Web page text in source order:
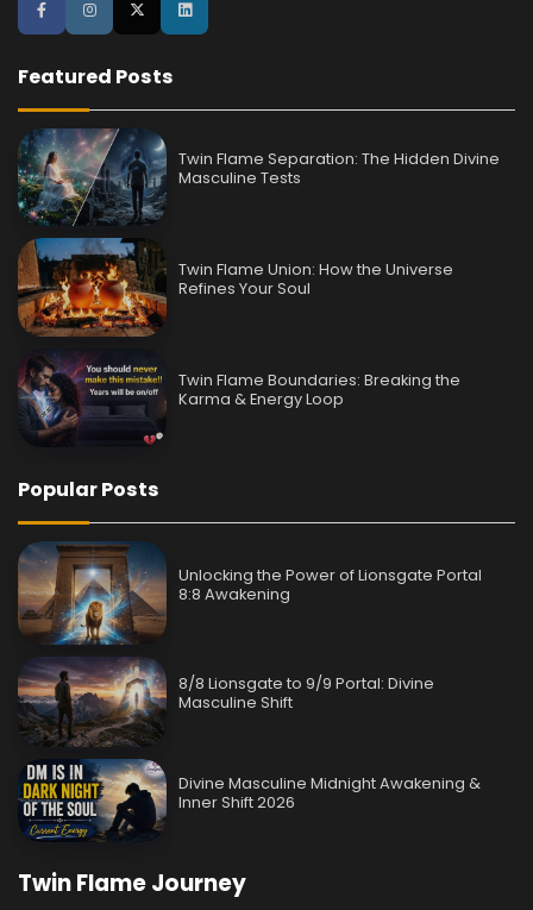
Featured Posts
Twin Flame Separation: The Hidden Divine
Masculine Tests
Twin Flame Union: How the Universe
Refines Your Soul
Twin Flame Boundaries: Breaking the
Karma & Energy Loop
Popular Posts
Unlocking the Power of Lionsgate Portal
8:8 Awakening
8/8 Lionsgate to 9/9 Portal: Divine
Masculine Shift
Divine Masculine Midnight Awakening &
Inner Shift 2026
Twin Flame Journey